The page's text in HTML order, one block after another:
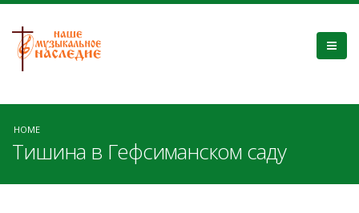
HOME
Тишина в Гефсиманском саду